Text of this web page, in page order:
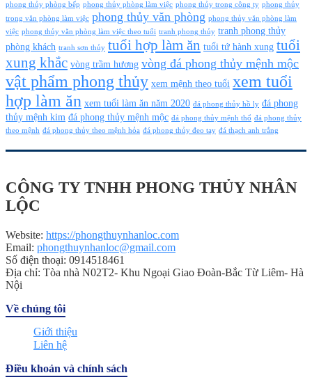
phong thủy phòng bếp phong thủy phòng làm việc phong thủy trong công ty phong thủy
trong văn phòng làm việc phong thủy văn phòng phong thủy văn phòng làm
việc phong thủy văn phòng làm việc theo tuổi tranh phong thủy tranh phong thủy
phòng khách tranh sơn thủy tuổi hợp làm ăn tuổi tứ hành xung tuổi
xung khắc vòng trầm hương vòng đá phong thủy mệnh mộc
vật phẩm phong thủy xem mệnh theo tuổi xem tuổi
hợp làm ăn xem tuổi làm ăn năm 2020 đá phong thủy hồ ly đá phong
thủy mệnh kim đá phong thủy mệnh mộc đá phong thủy mệnh thổ đá phong thủy
theo mệnh đá phong thủy theo mệnh hỏa đá phong thủy đeo tay đá thạch anh trắng
CÔNG TY TNHH PHONG THỦY NHÂN
LỘC
Website: https://phongthuynhanloc.com
Email: phongthuynhanloc@gmail.com
Số điện thoại: 0914518461
Địa chỉ: Tòa nhà N02T2- Khu Ngoại Giao Đoàn-Bắc Từ Liêm- Hà
Nội
Về chúng tôi
Giới thiệu
Liên hệ
Điều khoản và chính sách